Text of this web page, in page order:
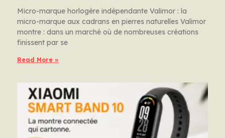
Micro-marque horlogère indépendante Valimor : la
micro-marque aux cadrans en pierres naturelles Valimor
montre : dans un marché où de nombreuses créations
finissent par se
Read More »